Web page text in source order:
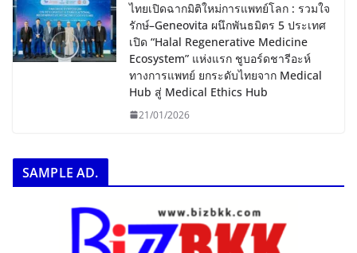
ไทยเปิดฉากมิติใหม่การแพทย์โลก : รวมใจ
รักษ์–Geneovita ผนึกพันธมิตร 5 ประเทศ
เปิด “Halal Regenerative Medicine
Ecosystem” แห่งแรก ชูบอร์ดชารีอะห์
ทางการแพทย์ ยกระดับไทยจาก Medical
Hub สู่ Medical Ethics Hub
21/01/2026
SAMPLE AD.